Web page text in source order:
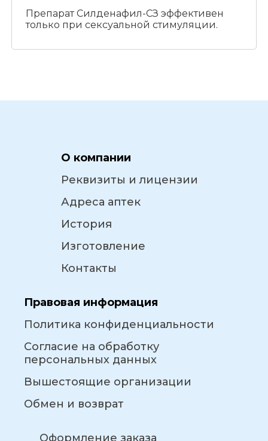
Препарат Силденафил-СЗ эффективен
только при сексуальной стимуляции.
О компании
Реквизиты и лицензии
Адреса аптек
История
Изготовление
Контакты
Правовая информация
Политика конфиденциальности
Согласие на обработку
персональных данных
Вышестоящие организации
Обмен и возврат
Оформление заказа